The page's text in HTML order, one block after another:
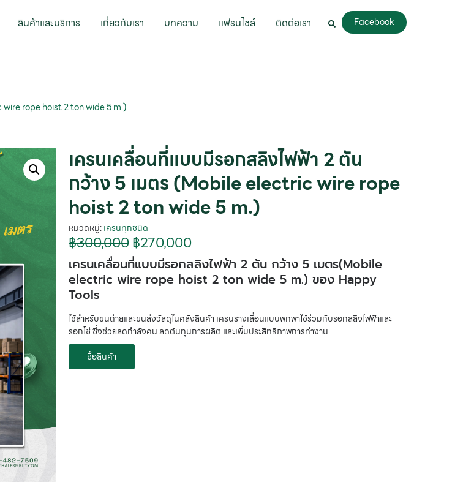
สินค้าและบริการ เกี่ยวกับเรา บทความ แฟรนไชส์ ติดต่อเรา Facebook
wire rope hoist 2 ton wide 5 m.)
เครนเคลื่อนที่แบบมีรอกสลิงไฟฟ้า 2 ตัน
กว้าง 5 เมตร (Mobile electric wire rope
hoist 2 ton wide 5 m.)
หมวดหมู่:เครนทุกชนิด
฿300,000฿270,000
เครนเคลื่อนที่แบบมีรอกสลิงไฟฟ้า 2 ตัน กว้าง 5 เมตร(Mobile
electric wire rope hoist 2 ton wide 5 m.) ของ Happy
Tools
ใช้สำหรับขนถ่ายและขนส่งวัสดุในคลังสินค้า เครนรางเลื่อนแบบพกพาใช้ร่วมกับรอกสลิงไฟฟ้าและ
รอกโซ่ ซึ่งช่วยลดกำลังคน ลดต้นทุนการผลิต และเพิ่มประสิทธิภาพการทำงาน
ซื้อสินค้า